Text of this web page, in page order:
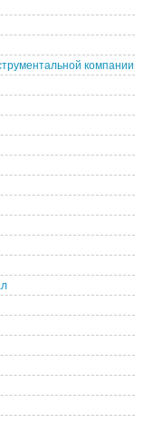
компании